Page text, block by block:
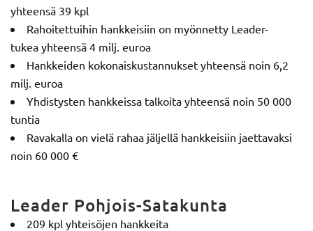
yhteensä 39 kpl
Rahoitettuihin hankkeisiin on myönnetty Leader-
tukea yhteensä 4 milj. euroa
Hankkeiden kokonaiskustannukset yhteensä noin 6,2
milj. euroa
Yhdistysten hankkeissa talkoita yhteensä noin 50 000
tuntia
Ravakalla on vielä rahaa jäljellä hankkeisiin jaettavaksi
noin 60 000 €
Leader Pohjois-Satakunta
209 kpl yhteisöjen hankkeita